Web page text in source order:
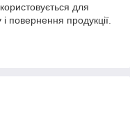
для
повернення продукції.